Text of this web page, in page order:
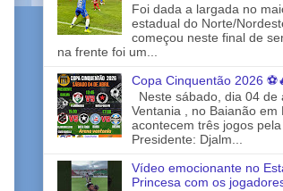
Foi dada a largada no
estadual do Norte/
começou neste final de
na frente foi um...
Copa Cinquentão 2026
Neste sábado, dia 04 de
Ventania , no Baianão em
acontecem três jogos
Presidente: Djalm...
Vídeo emocionante no
Princesa com os